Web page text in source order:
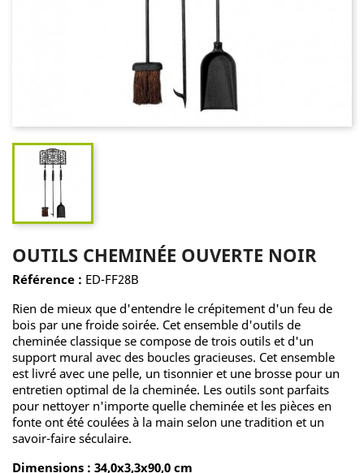
OUTILS CHEMINÉE OUVERTE NOIR
Référence : ED-FF28B
Rien de mieux que d'entendre le crépitement d'un feu de
bois par une froide soirée. Cet ensemble d'outils de
cheminée classique se compose de trois outils et d'un
support mural avec des boucles gracieuses. Cet ensemble
est livré avec une pelle, un tisonnier et une brosse pour un
entretien optimal de la cheminée. Les outils sont parfaits
pour nettoyer n'importe quelle cheminée et les pièces en
fonte ont été coulées à la main selon une tradition et un
savoir-faire séculaire.
Dimensions : 34,0x3,3x90,0 cm